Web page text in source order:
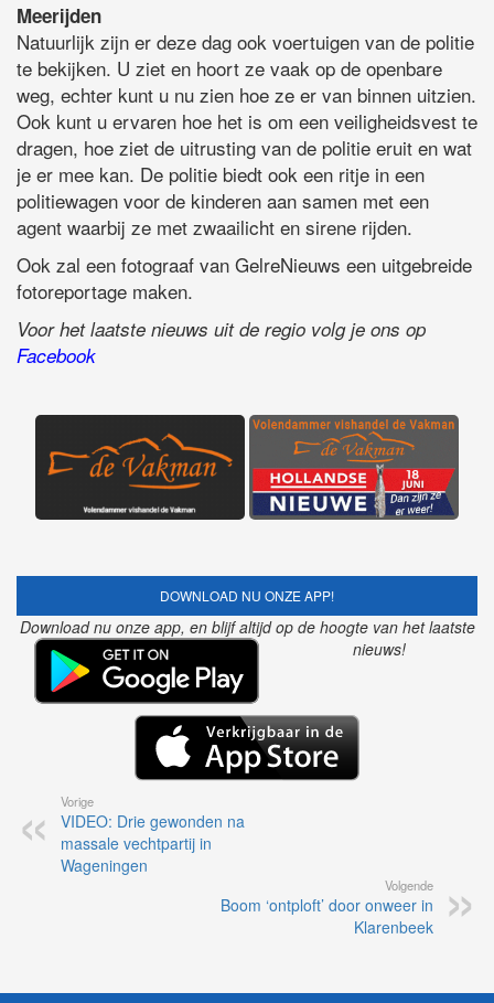
Meerijden
Natuurlijk zijn er deze dag ook voertuigen van de politie
te bekijken. U ziet en hoort ze vaak op de openbare
weg, echter kunt u nu zien hoe ze er van binnen uitzien.
Ook kunt u ervaren hoe het is om een veiligheidsvest te
dragen, hoe ziet de uitrusting van de politie eruit en wat
je er mee kan. De politie biedt ook een ritje in een
politiewagen voor de kinderen aan samen met een
agent waarbij ze met zwaailicht en sirene rijden.
Ook zal een fotograaf van GelreNieuws een uitgebreide
fotoreportage maken.
Voor het laatste nieuws uit de regio volg je ons op
Facebook
DOWNLOAD NU ONZE APP!
Download nu onze app, en blijf altijd op de hoogte van het laatste
nieuws!
Vorige
VIDEO: Drie gewonden na
massale vechtpartij in
Wageningen
Volgende
Boom ‘ontploft’ door onweer in
Klarenbeek